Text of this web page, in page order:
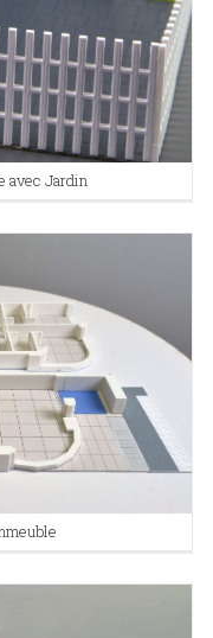
avec Jardin